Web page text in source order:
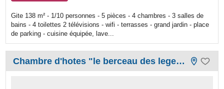
Gite 138 m² - 1/10 personnes - 5 pièces - 4 chambres - 3 salles de
bains - 4 toilettes 2 télévisions - wifi - terrasses - grand jardin - place
de parking - cuisine équipée, lave...
Chambre d'hotes "le berceau des legendes"